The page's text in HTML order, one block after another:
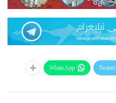
Twitter
WhatsApp